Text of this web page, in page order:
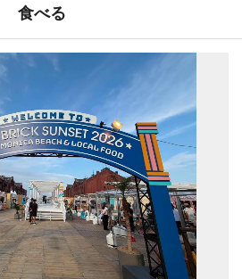
食べる